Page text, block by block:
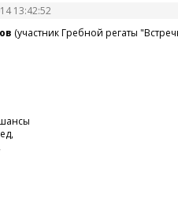
13:42:52
(участник Гребной регаты